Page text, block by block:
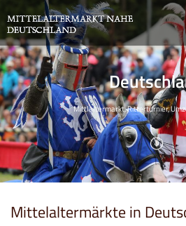
Mittlaltermarkt, Ritterturnier,
Mittelaltermärkte in